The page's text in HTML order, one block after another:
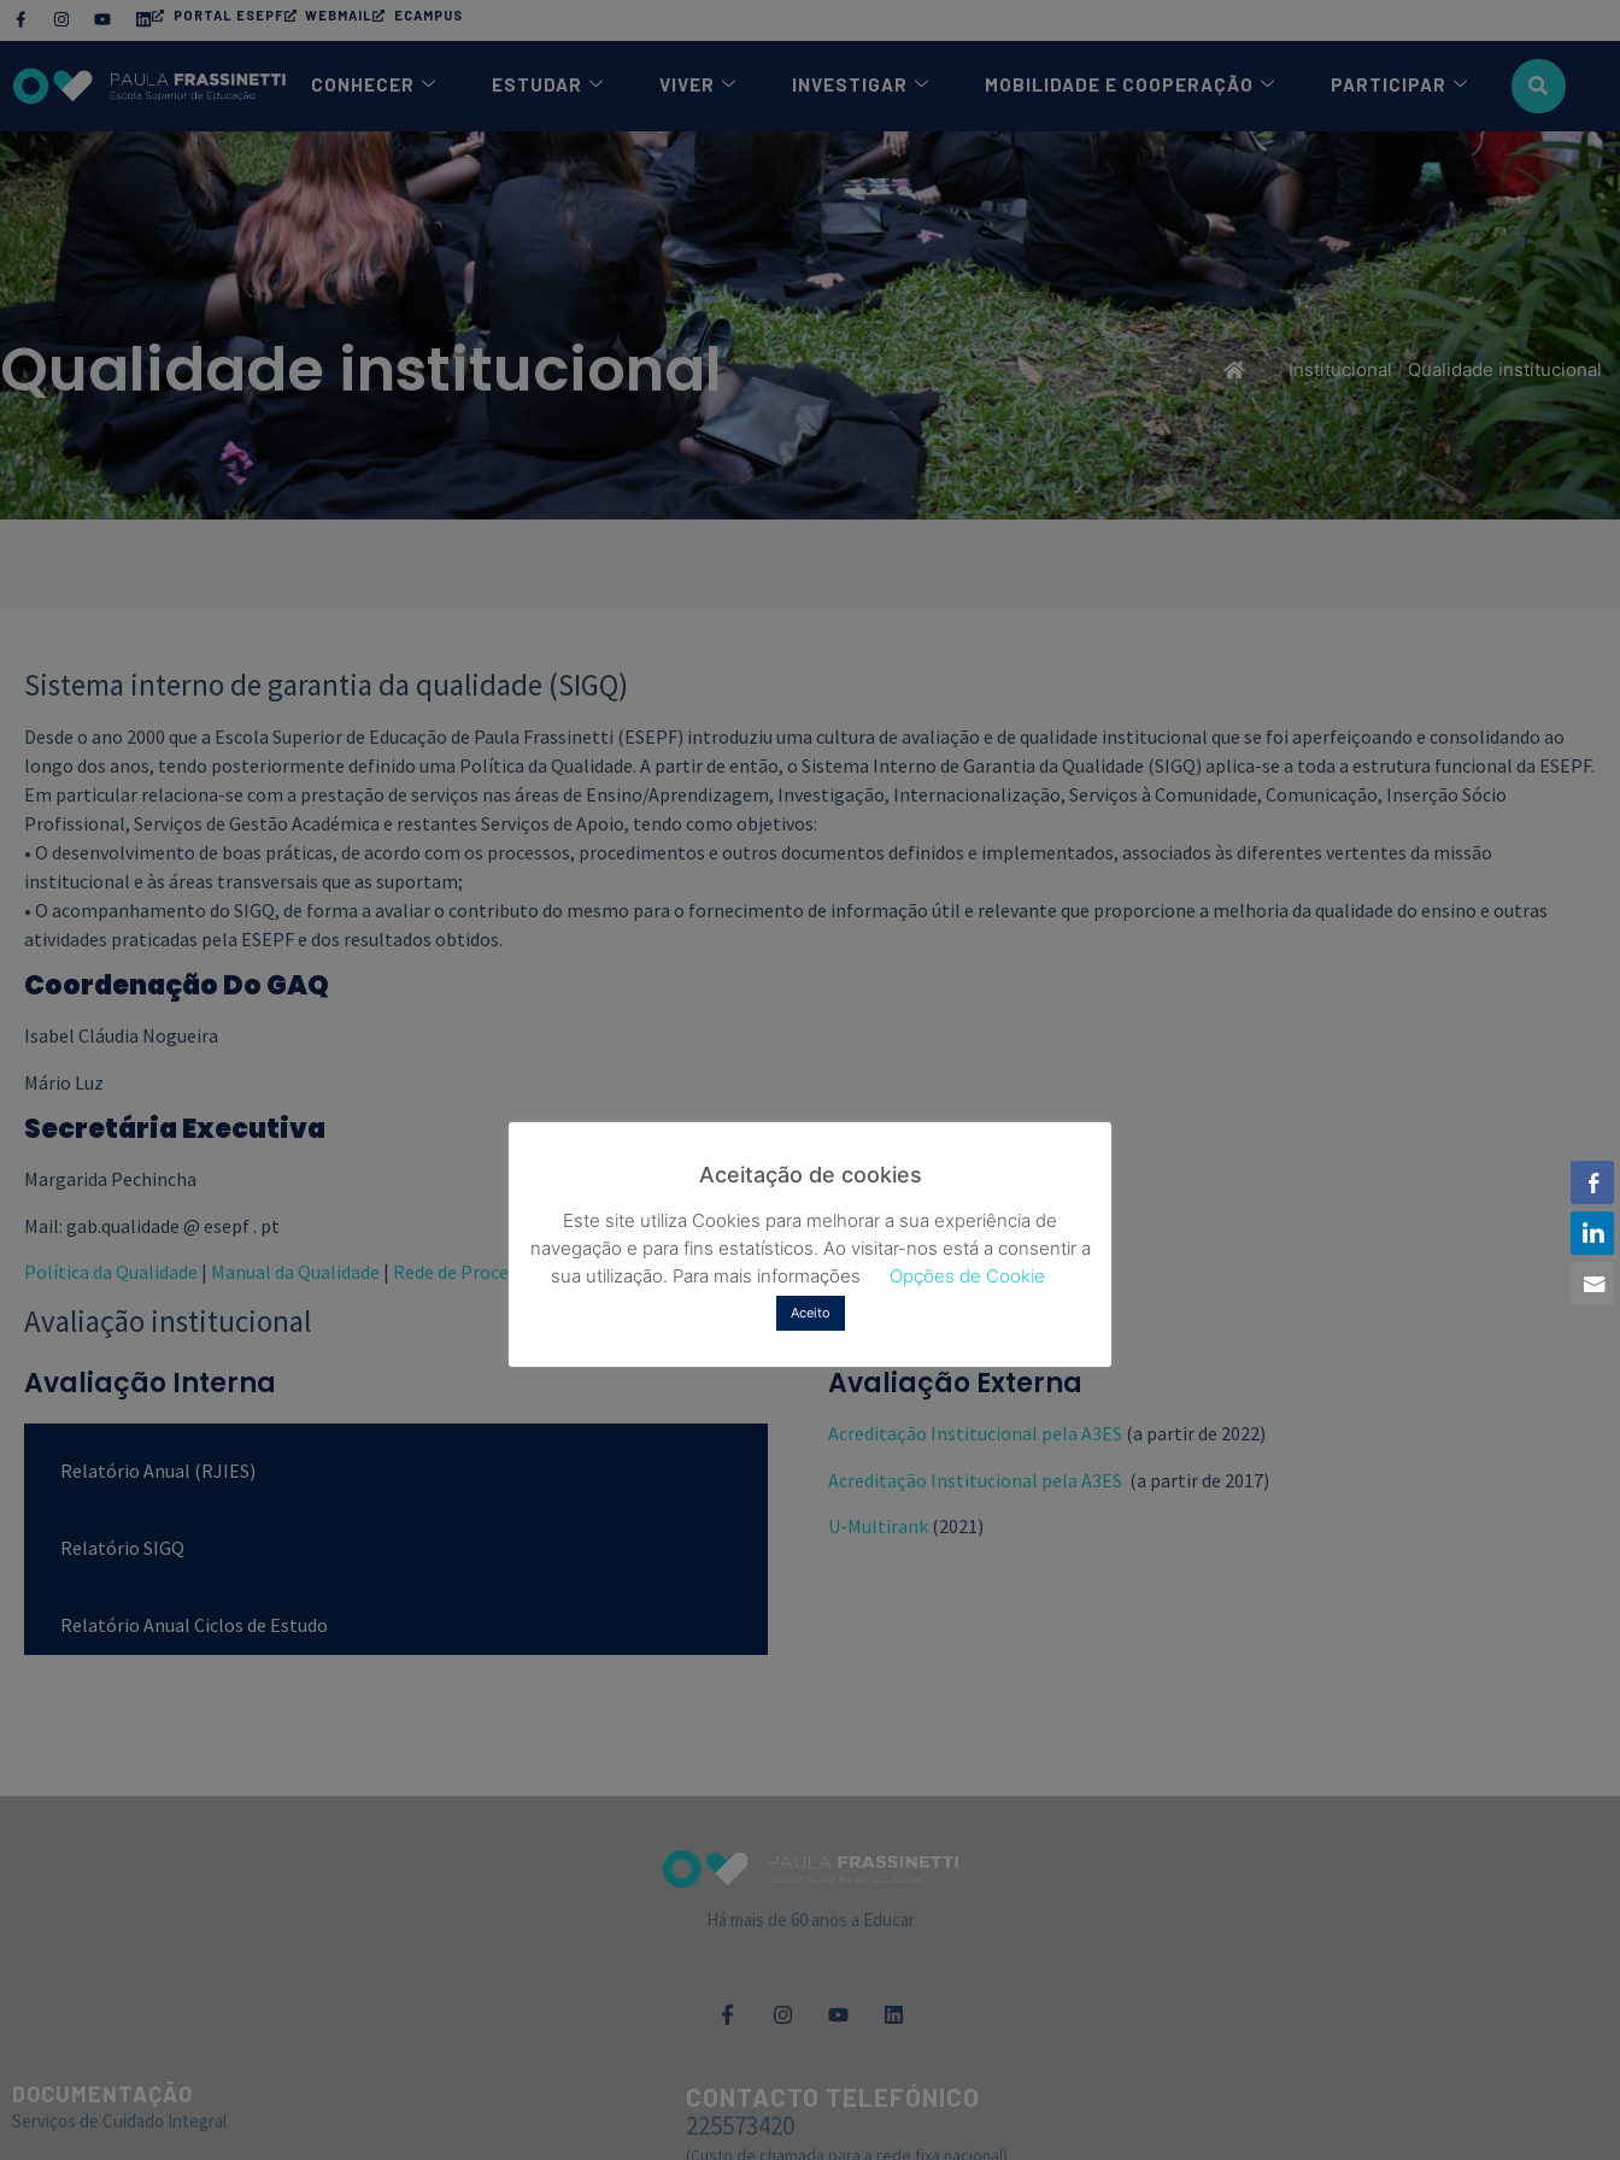
PORTAL ESEPF WEBMAIL ECAMPUS
CONHECER ESTUDAR VIVER INVESTIGAR MOBILIDADE E COOPERAÇÃO PARTICIPAR
Qualidade institucional / Institucional / Qualidade institucional
Sistema interno de garantia da qualidade (SIGQ)
Desde o ano 2000 que a Escola Superior de Educação de Paula Frassinetti (ESEPF) introduziu uma cultura de avaliação e de qualidade institucional que se foi aperfeiçoando e consolidando ao
longo dos anos, tendo posteriormente definido uma Política da Qualidade. A partir de então, o Sistema Interno de Garantia da Qualidade (SIGQ) aplica-se a toda a estrutura funcional da ESEPF.
Em particular relaciona-se com a prestação de serviços nas áreas de Ensino/Aprendizagem, Investigação, Internacionalização, Serviços à Comunidade, Comunicação, Inserção Sócio
Profissional, Serviços de Gestão Académica e restantes Serviços de Apoio, tendo como objetivos:
• O desenvolvimento de boas práticas, de acordo com os processos, procedimentos e outros documentos definidos e implementados, associados às diferentes vertentes da missão
institucional e às áreas transversais que as suportam;
• O acompanhamento do SIGQ, de forma a avaliar o contributo do mesmo para o fornecimento de informação útil e relevante que proporcione a melhoria da qualidade do ensino e outras
atividades praticadas pela ESEPF e dos resultados obtidos.
Coordenação Do GAQ
Isabel Cláudia Nogueira
Mário Luz
Secretária Executiva
Margarida Pechincha
Mail: gab.qualidade @ esepf . pt
Política da Qualidade | Manual da Qualidade | Rede de Processos
Avaliação institucional
Avaliação Interna
Relatório Anual (RJIES)
Relatório SIGQ
Relatório Anual Ciclos de Estudo
Avaliação Externa
Acreditação Institucional pela A3ES (a partir de 2022)
Acreditação Institucional pela A3ES (a partir de 2017)
U-Multirank (2021)
Há mais de 60 anos a Educar
DOCUMENTAÇÃO
Serviços de Cuidado Integral
CONTACTO TELEFÓNICO
225573420
(Custo de chamada para a rede fixa nacional)
Aceitação de cookies
Este site utiliza Cookies para melhorar a sua experiência de
navegação e para fins estatísticos. Ao visitar-nos está a consentir a
sua utilização. Para mais informações
Opções de Cookie
Aceito